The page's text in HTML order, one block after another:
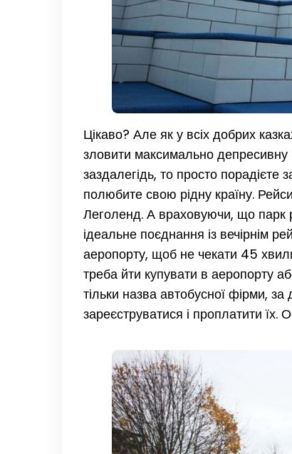
Цікаво? Але як у всіх добрих
зловити максимально
заздалегідь, то просто порадієте
полюбите свою рідну країну.
Леголенд. А враховуючи, що парк
ідеальне поєднання із вечірнім
аеропорту, щоб не чекати 45
треба йти купувати в аеропорту
тільки назва автобусної фірми,
зареєструватися і проплатити їх.